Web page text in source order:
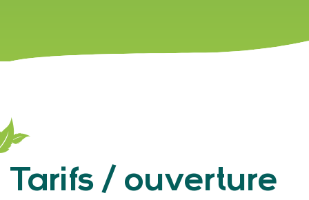
Tarifs / ouverture